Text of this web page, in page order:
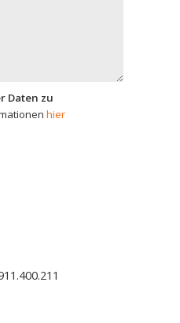
Daten zu
hier